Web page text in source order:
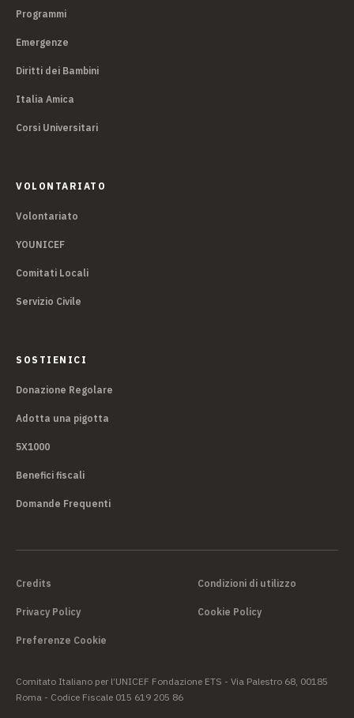
Programmi
Emergenze
Diritti dei Bambini
Italia Amica
Corsi Universitari
VOLONTARIATO
Volontariato
YOUNICEF
Comitati Locali
Servizio Civile
SOSTIENICI
Donazione Regolare
Adotta una pigotta
5X1000
Benefici fiscali
Domande Frequenti
Credits Condizioni di utilizzo
Privacy Policy Cookie Policy
Preferenze Cookie
Comitato Italiano per l’UNICEF Fondazione ETS - Via Palestro 68, 00185
Roma - Codice Fiscale 015 619 205 86